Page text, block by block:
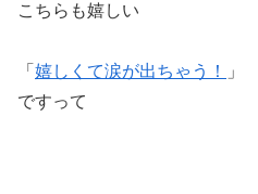
こちらも嬉しい
「 嬉しくて涙が出ちゃう！
」
ですって